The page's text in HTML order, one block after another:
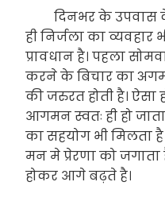
दिनभर के उपवास के
ही निर्जला का
प्रावधान है। पहला
करने के बिचार का
की जरुरत होती है।
आगमन स्वतः ही हो
का सहयोग भी मिलता
मन मे प्रेरणा को
होकर आगे बढ़ते है।